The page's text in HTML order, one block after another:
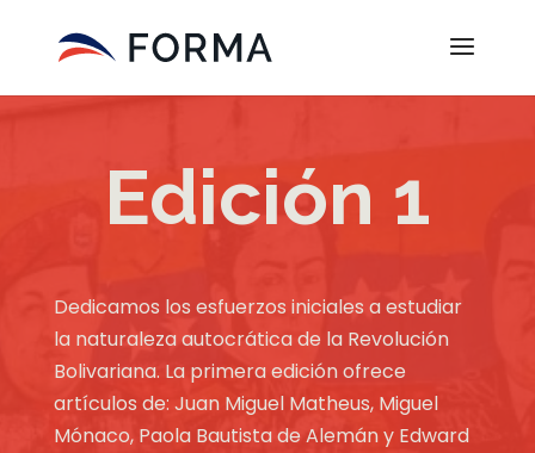
Edición 1
Dedicamos los esfuerzos iniciales a estudiar
la naturaleza autocrática de la Revolución
Bolivariana. La primera edición ofrece
artículos de: Juan Miguel Matheus, Miguel
Mónaco, Paola Bautista de Alemán y Edward